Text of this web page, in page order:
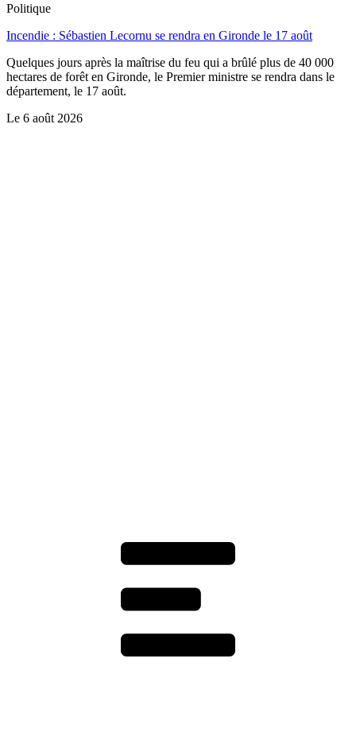
Politique
Incendie : Sébastien Lecornu se rendra en Gironde le 17 août
Quelques jours après la maîtrise du feu qui a brûlé plus de 40 000
hectares de forêt en Gironde, le Premier ministre se rendra dans le
département, le 17 août.
Le 6 août 2026